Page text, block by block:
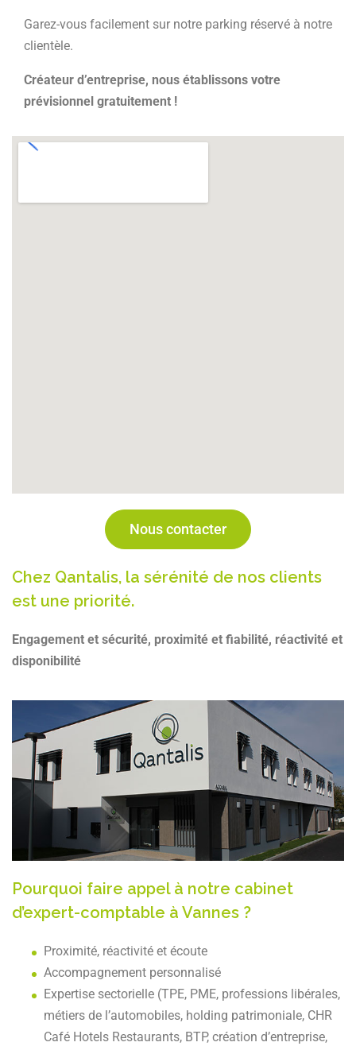
Garez-vous facilement sur notre parking réservé à notre
clientèle.
Créateur d’entreprise, nous établissons votre
prévisionnel gratuitement !
Nous contacter
Chez Qantalis, la sérénité de nos clients
est une priorité.
Engagement et sécurité, proximité et fiabilité, réactivité et
disponibilité
Pourquoi faire appel à notre cabinet
d’expert-comptable à Vannes ?
Proximité, réactivité et écoute
Accompagnement personnalisé
Expertise sectorielle (TPE, PME, professions libérales,
métiers de l’automobiles, holding patrimoniale, CHR
Café Hotels Restaurants, BTP, création d’entreprise,